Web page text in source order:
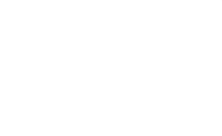
KPU Kota Bekasi Helat Simulasi
“Simulasi ini bertujuan memberikan gambaran
Sampaikan Pidato Politik, Ini Pesan